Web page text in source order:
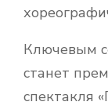
Ключевым
станет
спектакля